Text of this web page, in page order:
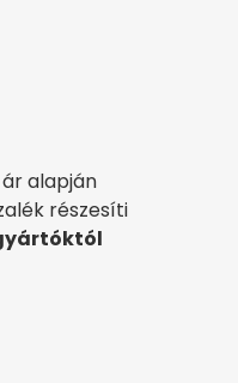
alapján
részesíti